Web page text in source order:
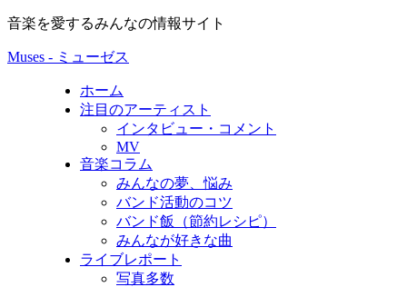
音楽を愛するみんなの情報サイト
Muses - ミューゼス
ホーム
注目のアーティスト
インタビュー・コメント
MV
音楽コラム
みんなの夢、悩み
バンド活動のコツ
バンド飯（節約レシピ）
みんなが好きな曲
ライブレポート
写真多数